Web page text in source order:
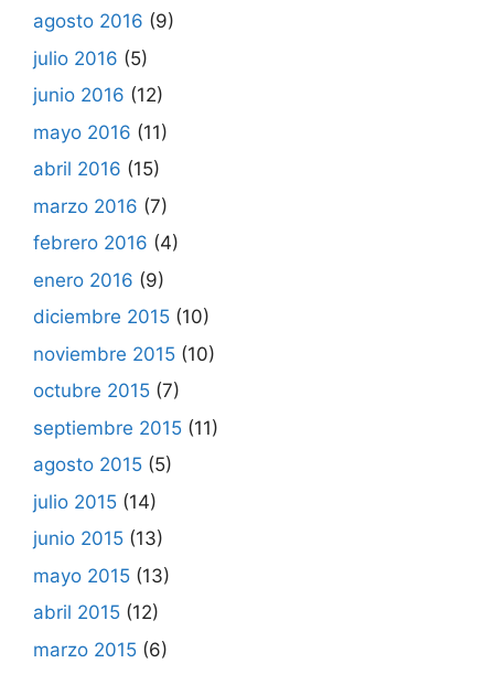
agosto 2016 (9)
julio 2016 (5)
junio 2016 (12)
mayo 2016 (11)
abril 2016 (15)
marzo 2016 (7)
febrero 2016 (4)
enero 2016 (9)
diciembre 2015 (10)
noviembre 2015 (10)
octubre 2015 (7)
septiembre 2015 (11)
agosto 2015 (5)
julio 2015 (14)
junio 2015 (13)
mayo 2015 (13)
abril 2015 (12)
marzo 2015 (6)